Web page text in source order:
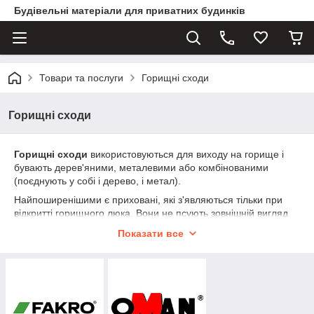
Будівельні матеріали для приватних будинків
Товари та послуги Горищні сходи
Горищні сходи
Горищні сходи використовуються для виходу на горище і
бувають дерев'яними, металевими або комбінованими
(поєднують у собі і дерево, і метал).
Найпоширенішими є приховані, які з'являються тільки при
відкритті горищного люка. Вони не псують зовнішній вигляд
або форму паралелограма. Така драбина складається
в «гармошку», яка витягується вниз з горища, під час
Показати все